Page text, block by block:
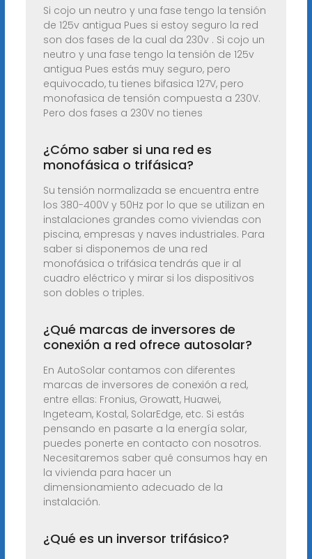
Si cojo un neutro y una fase tengo la tensión
de 125v antigua Pues si estoy seguro la red
son dos fases de la cual da 230v . Si cojo un
neutro y una fase tengo la tensión de 125v
antigua Pues estás muy seguro, pero
equivocado, tu tienes bifasica 127V, pero
monofasica de tensión compuesta a 230V.
Pero dos fases a 230V no tienes
¿Cómo saber si una red es
monofásica o trifásica?
Su tensión normalizada se encuentra entre
los 380-400V y 50Hz por lo que se utilizan en
instalaciones grandes como viviendas con
piscina, empresas y naves industriales. Para
saber si disponemos de una red
monofásica o trifásica tendrás que ir al
cuadro eléctrico y mirar si los dispositivos
son dobles o triples.
¿Qué marcas de inversores de
conexión a red ofrece autosolar?
En AutoSolar contamos con diferentes
marcas de inversores de conexión a red,
entre ellas: Fronius, Growatt, Huawei,
Ingeteam, Kostal, SolarEdge, etc. Si estás
pensando en pasarte a la energía solar,
puedes ponerte en contacto con nosotros.
Necesitaremos saber qué consumos hay en
la vivienda para hacer un
dimensionamiento adecuado de la
instalación.
¿Qué es un inversor trifásico?